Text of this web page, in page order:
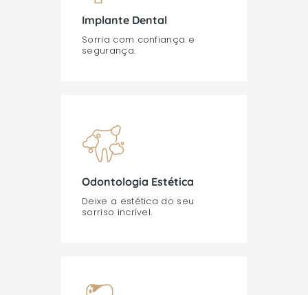
Implante Dental
Sorria com confiança e
segurança.
Odontologia Estética
Deixe a estética do seu
sorriso incrível.